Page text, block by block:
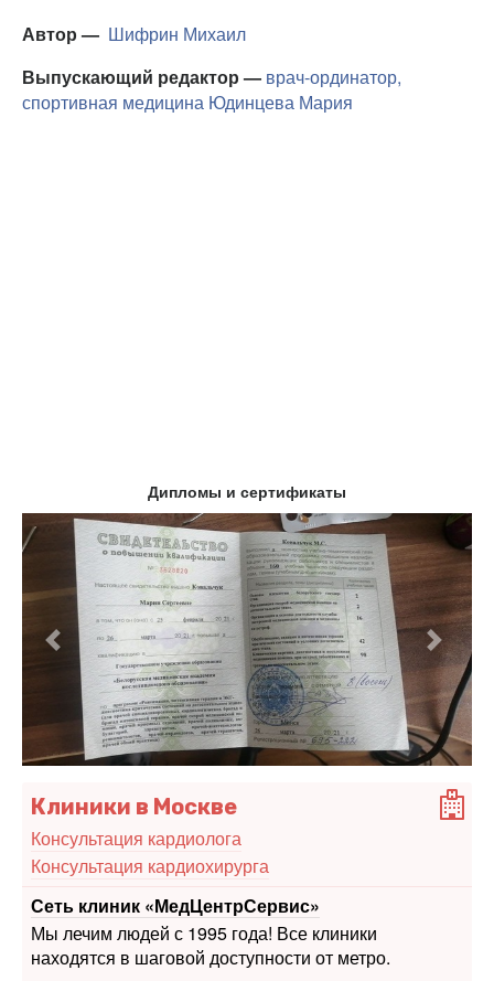
Автор — Шифрин Михаил
Выпускающий редактор — врач-ординатор,
спортивная медицина Юдинцева Мария
Дипломы и сертификаты
Предыдущий
Клиники в Москве
Консультация кардиолога
Консультация кардиохирурга
Сеть клиник «МедЦентрСервис»
Мы лечим людей с 1995 года! Все клиники
находятся в шаговой доступности от метро.